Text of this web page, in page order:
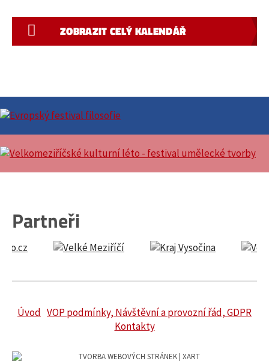
ZOBRAZIT CELÝ KALENDÁŘ
Partneři
Úvod VOP podmínky, Návštěvní a provozní řád, GDPR
Kontakty